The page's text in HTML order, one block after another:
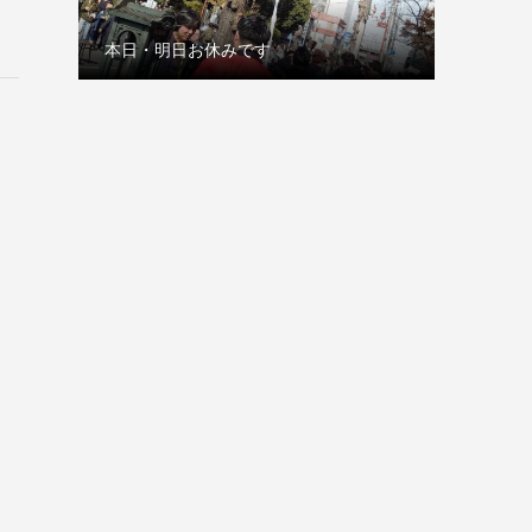
本日・明日お休みです